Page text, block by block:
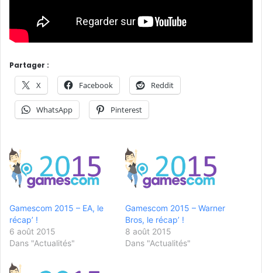
Partager :
X Facebook Reddit
WhatsApp Pinterest
Gamescom 2015 – EA, le
récap’ !
6 août 2015
Dans "Actualités"
Gamescom 2015 – Warner
Bros, le récap’ !
8 août 2015
Dans "Actualités"